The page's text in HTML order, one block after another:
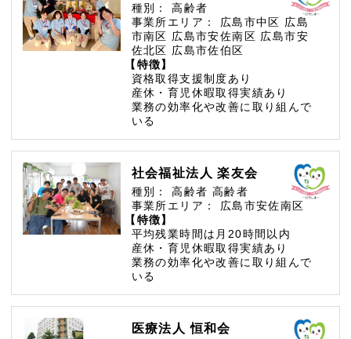
種別：
高齢者
事業所エリア：
広島市中区 広島
市南区 広島市安佐南区 広島市安
佐北区 広島市佐伯区
【特徴】
資格取得支援制度あり
産休・育児休暇取得実績あり
業務の効率化や改善に取り組んで
いる
社会福祉法人 楽友会
種別： 高齢者 高齢者
事業所エリア：
広島市安佐南区
【特徴】
平均残業時間は月20時間以内
産休・育児休暇取得実績あり
業務の効率化や改善に取り組んで
いる
医療法人 恒和会